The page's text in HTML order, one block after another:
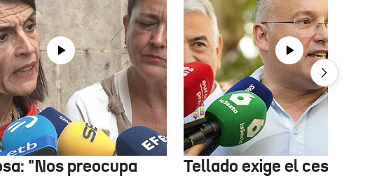
"Nos preocupa
Tellado exige el cese de